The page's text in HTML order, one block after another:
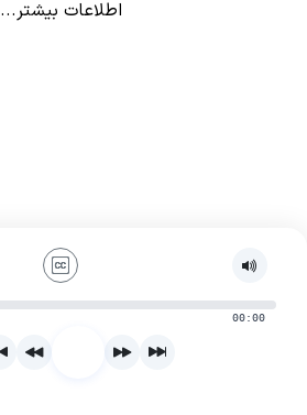
اطلاعات بیشتر...
00:00